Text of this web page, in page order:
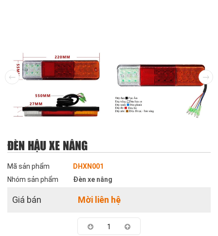
ĐÈN HẬU XE NÂNG
Mã sản phẩm
DHXN001
Nhóm sản phẩm
Đèn xe nâng
Giá bán Mời liên hệ